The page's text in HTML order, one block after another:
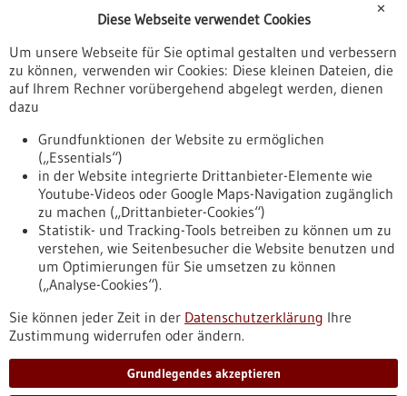
Veranstaltungen
Erscheinungsdatum
Nach oben
Informiert bleiben
Newsletter abonnieren
✕
Diese Webseite verwendet Cookies
Um unsere Webseite für Sie optimal gestalten und verbessern
zu können, verwenden wir Cookies: Diese kleinen Dateien, die
auf Ihrem Rechner vorübergehend abgelegt werden, dienen
dazu
Grundfunktionen der Website zu ermöglichen
(„Essentials“)
in der Website integrierte Drittanbieter-Elemente wie
Youtube-Videos oder Google Maps-Navigation zugänglich
zu machen („Drittanbieter-Cookies“)
Statistik- und Tracking-Tools betreiben zu können um zu
verstehen, wie Seitenbesucher die Website benutzen und
um Optimierungen für Sie umsetzen zu können
(„Analyse-Cookies“).
Sie können jeder Zeit in der Datenschutzerklärung Ihre
Zustimmung widerrufen oder ändern.
Grundlegendes akzeptieren